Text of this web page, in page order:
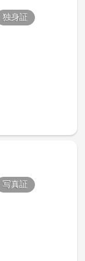
独身証
写真証